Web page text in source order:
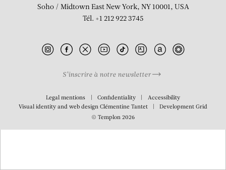
Soho / Midtown East New York, NY 10001, USA
Tél. +1 212 922 3745
S’inscrire à notre newsletter
Legal mentions Confidentiality
Accessibility
Visual identity and web design Clémentine Tantet DevelopmentGrid
© Templon 2026